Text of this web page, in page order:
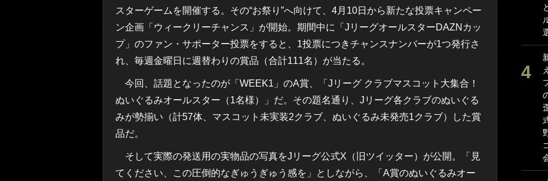
スターゲームを開催する。その“お祭り”へ向けて、4月10日から新たな投票キャンペー
ン企画「ウィークリーチャンス」が開始。期間中に「JリーグオールスターDAZNカッ
プ」のファン・サポーター投票をすると、1投票につきチャンスナンバーが1つ発行さ
れ、毎週金曜日に週替わりの賞品（合計111名）が当たる。
今回、話題となったのが「WEEK1」のA賞、「Jリーグ クラブマスコット大集合！
ぬいぐるみオールスター（1名様）」だ。その題名通り、Jリーグ各クラブのぬいぐる
みが勢揃い（計57体、マスコット未実装2クラブ、ぬいぐるみ未発売1クラブ）した賞
品だ。
そして実際の発送用の実物品の写真をJリーグ公式X（旧ツイッター）が公開。「見
てください、この圧倒的なぎゅうぎゅう感を」としながら、「A賞のぬいぐるみオー